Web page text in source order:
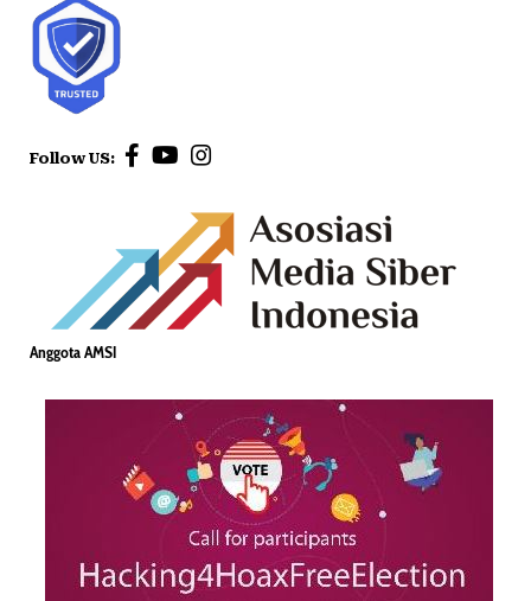
Follow US:
Anggota AMSI